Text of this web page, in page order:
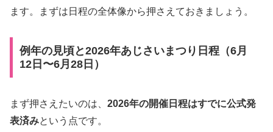
ます。まずは日程の全体像から押さえておきましょう。
例年の見頃と2026年あじさいまつり日程（6月
12日〜6月28日）
まず押さえたいのは、 2026年の開催日程はすでに公式発
表済みという点です。